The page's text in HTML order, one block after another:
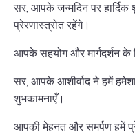
सर, आपके जन्मदिन पर
प्रेरणास्त्रोत रहेंगे।
आपके सहयोग और मार्गदर्शन के
सर, आपके आशीर्वाद ने हमें हमेशा
शुभकामनाएँ।
आपकी मेहनत और समर्पण हमें